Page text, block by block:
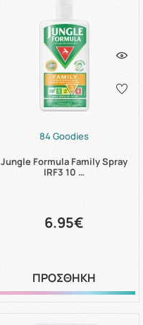
84 Goodies
Jungle Formula Family Spray
IRF3 10 …
6.95€
ΠΡΟΣΘΗΚΗ